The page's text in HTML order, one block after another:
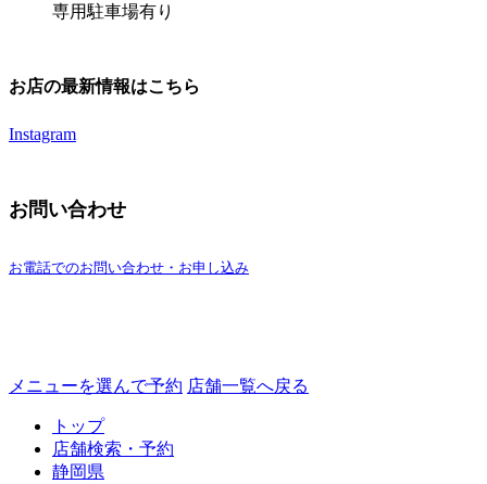
専用駐車場有り
お店の最新情報はこちら
Instagram
お問い合わせ
お電話でのお問い合わせ・お申し込み
メニューを選んで予約 店舗一覧へ戻る
トップ
店舗検索・予約
静岡県